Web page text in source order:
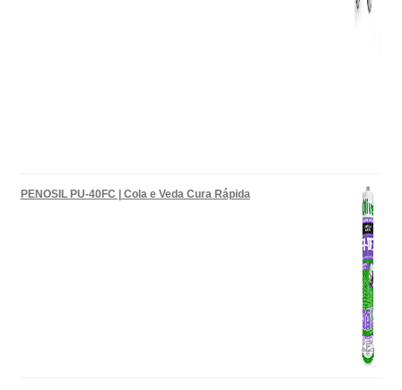
PENOSIL PU-40FC | Cola e Veda Cura Rápida